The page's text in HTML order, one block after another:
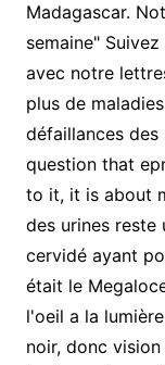
Madagascar.
semaine"
avec notre
plus de
défaillances
question that
to it, it is about
des urines reste
cervidé ayant
était le
l'oeil a la
noir, donc